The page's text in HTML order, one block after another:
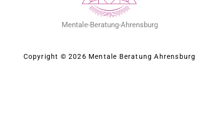
Mentale-Beratung-Ahrensburg
Copyright © 2026 Mentale Beratung Ahrensburg